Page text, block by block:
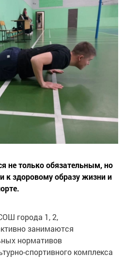
не только обязательным, но
здоровому образу жизни и
города 1, 2,
занимаются
нормативов
спортивного комплекса